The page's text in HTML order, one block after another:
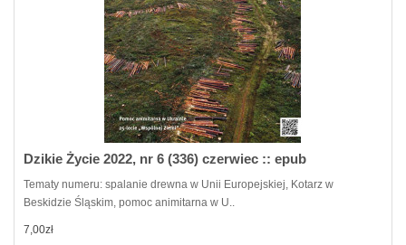
Dzikie Życie 2022, nr 6 (336) czerwiec :: epub
Tematy numeru: spalanie drewna w Unii Europejskiej, Kotarz w
Beskidzie Śląskim, pomoc animitarna w U..
7,00zł